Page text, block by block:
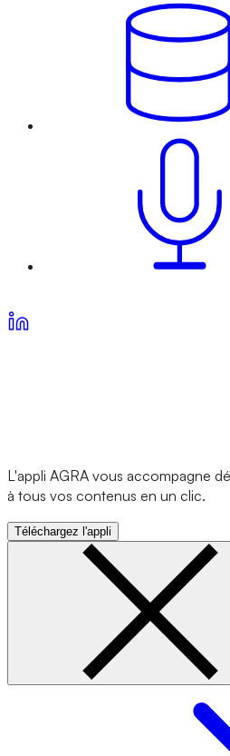
L'appli AGRA vous accompagne
à tous vos contenus en un clic.
Téléchargez l'appli